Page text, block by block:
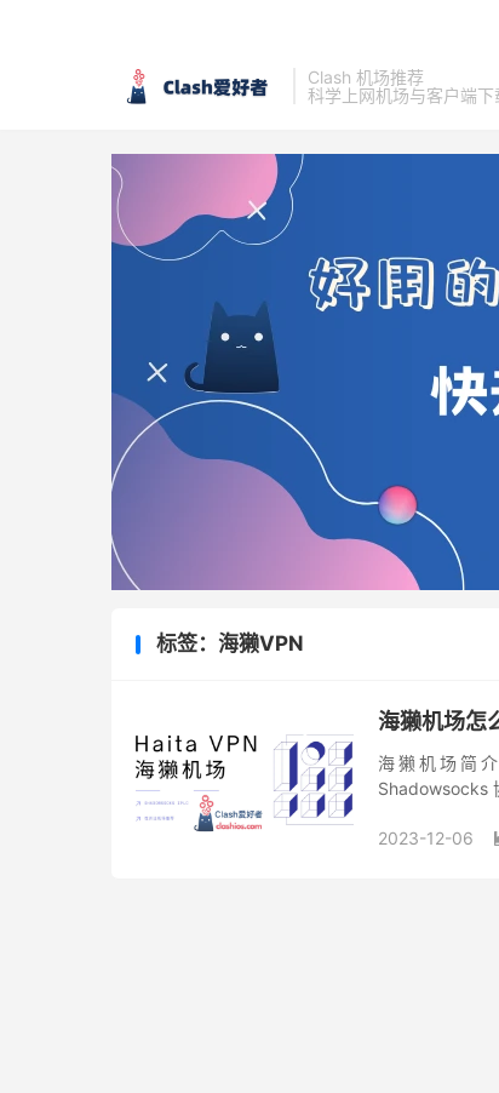
Clash 机场推荐
科学上网机场与客户端下
标签：海獭VPN
海獭机场怎
海獭机场简
Shadowsocks
2023-12-06